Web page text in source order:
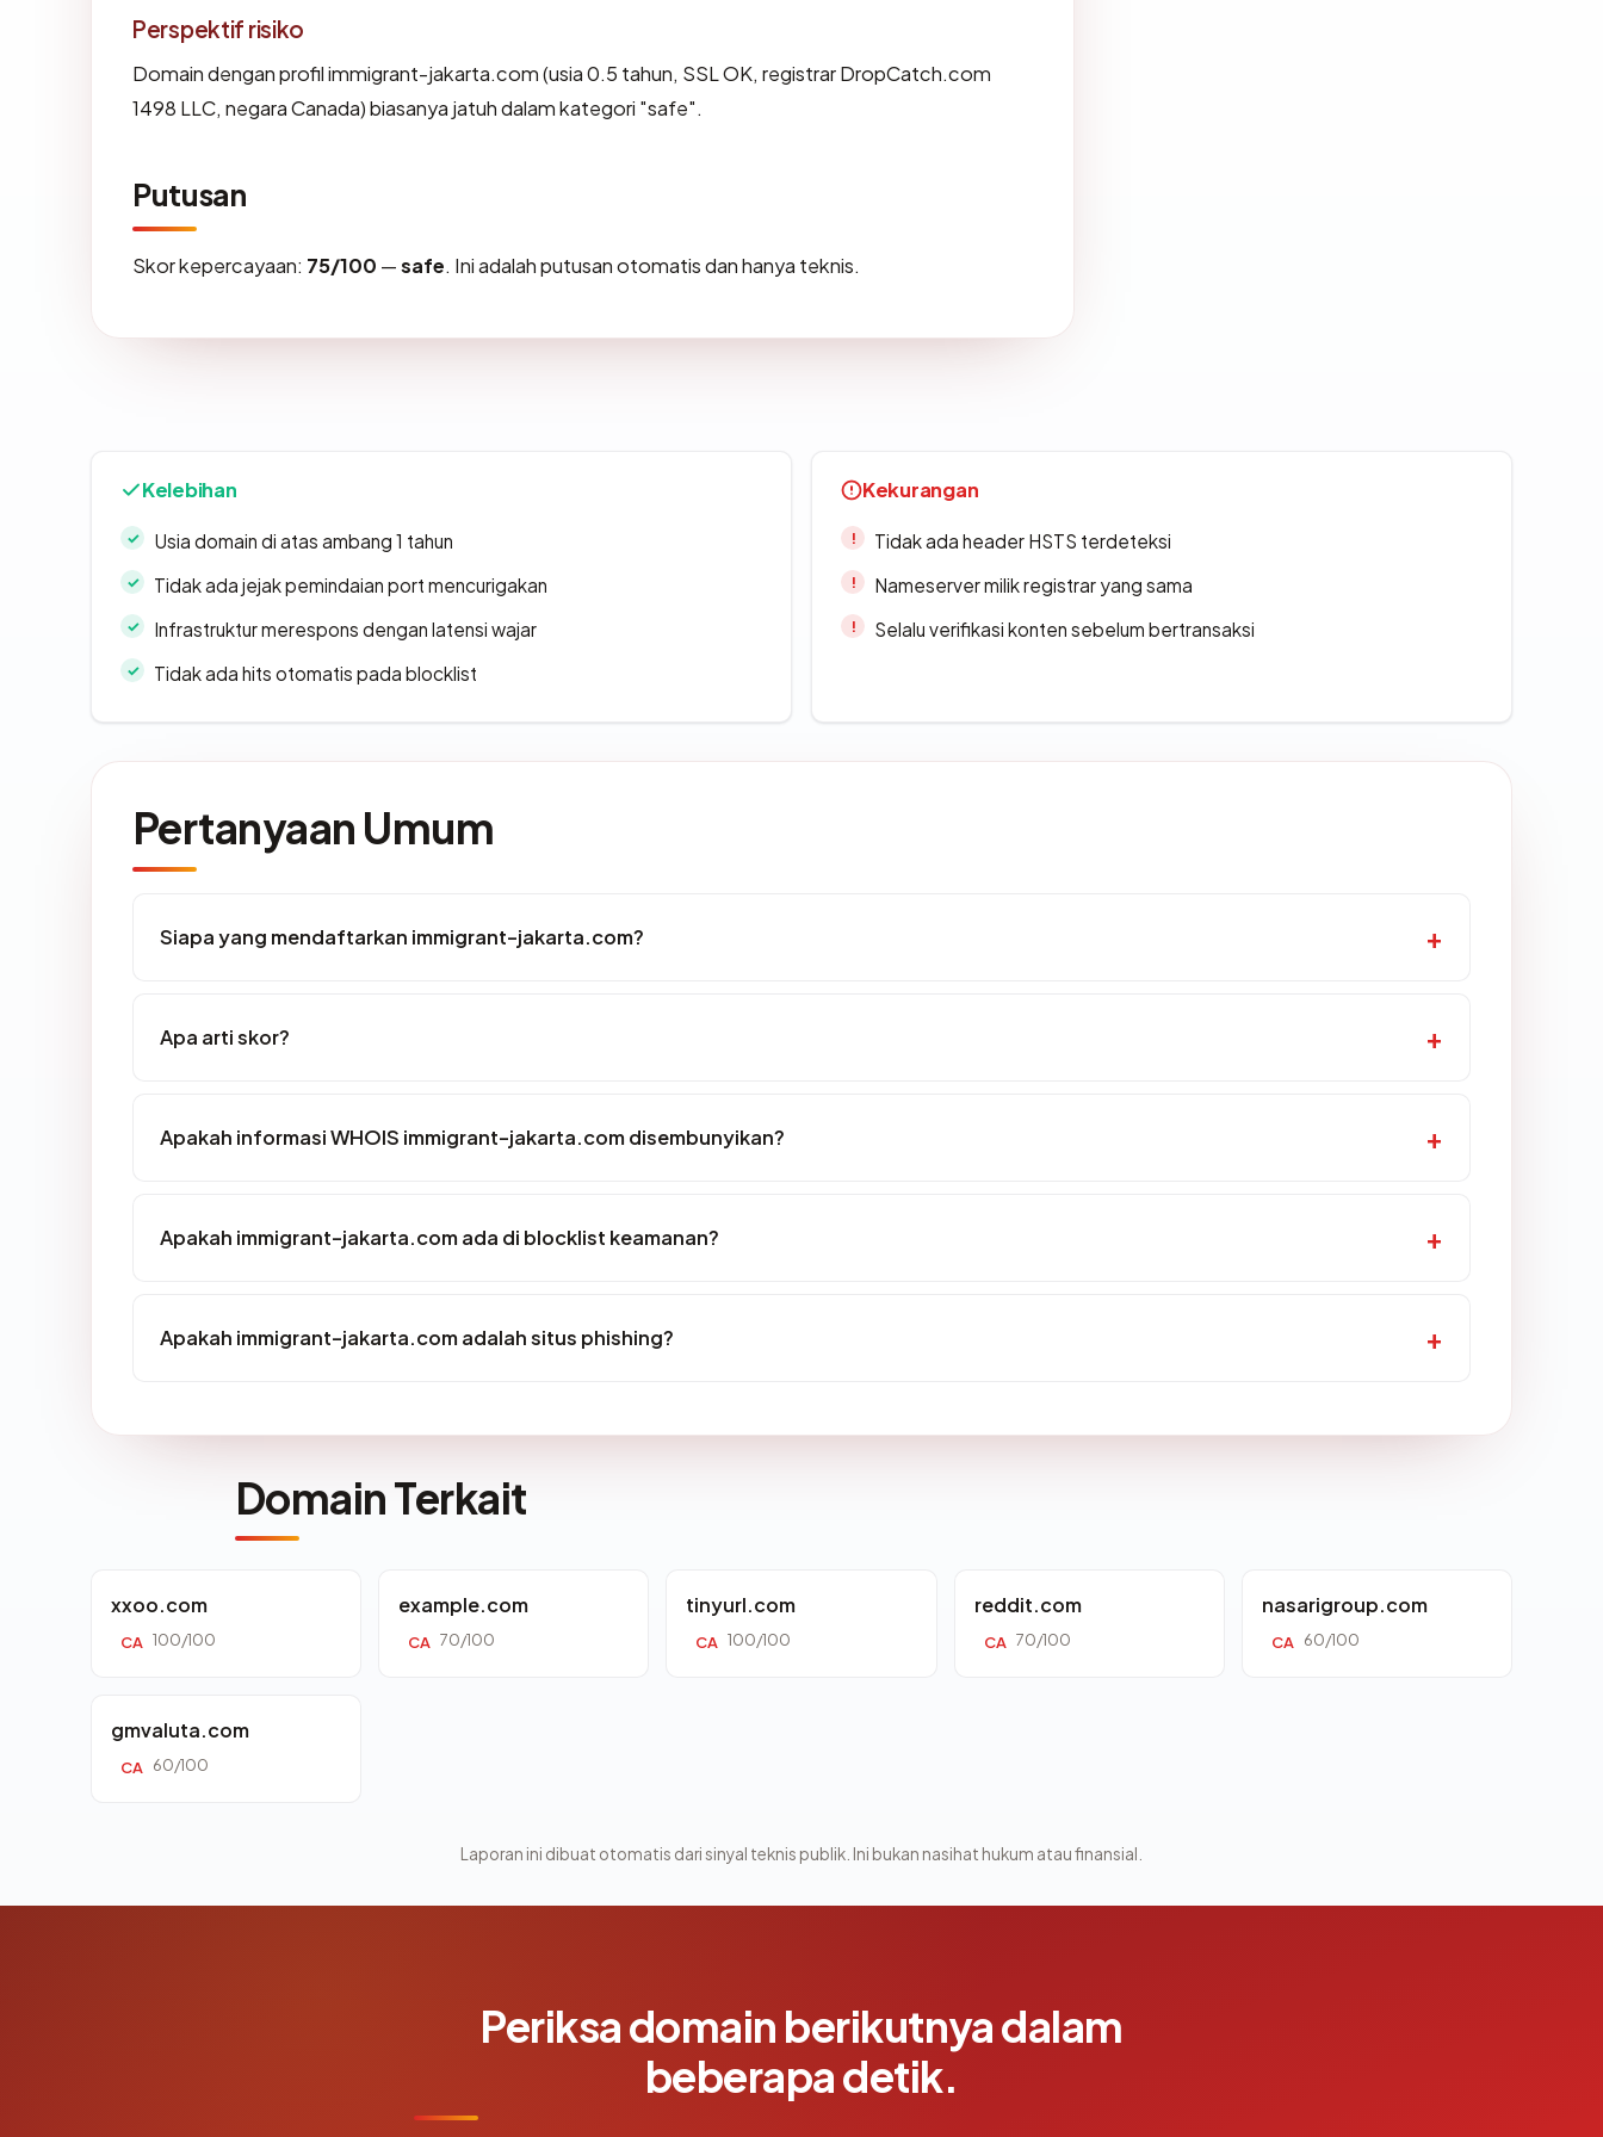
Perspektif risiko
Domain dengan profil immigrant-jakarta.com (usia 0.5 tahun, SSL OK, registrar DropCatch.com
1498 LLC, negara Canada) biasanya jatuh dalam kategori "safe".
Putusan
Skor kepercayaan: 75/100 —safe. Ini adalah putusan otomatis dan hanya teknis.
Kelebihan
Usia domain di atas ambang 1 tahun
Tidak ada jejak pemindaian port mencurigakan
Infrastruktur merespons dengan latensi wajar
Tidak ada hits otomatis pada blocklist
Kekurangan
Tidak ada header HSTS terdeteksi
Nameserver milik registrar yang sama
Selalu verifikasi konten sebelum bertransaksi
Pertanyaan Umum
Siapa yang mendaftarkan immigrant-jakarta.com?
Apa arti skor?
Apakah informasi WHOIS immigrant-jakarta.com disembunyikan?
Apakah immigrant-jakarta.com ada di blocklist keamanan?
Apakah immigrant-jakarta.com adalah situs phishing?
Domain Terkait
xxoo.com
CA 100/100
example.com
CA 70/100
tinyurl.com
CA 100/100
reddit.com
CA 70/100
nasarigroup.com
CA 60/100
gmvaluta.com
CA 60/100
Laporan ini dibuat otomatis dari sinyal teknis publik. Ini bukan nasihat hukum atau finansial.
Periksa domain berikutnya dalam
beberapa detik.